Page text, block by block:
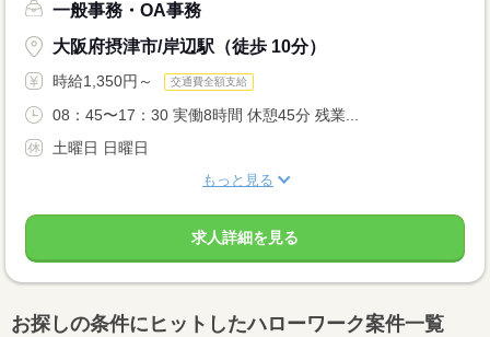
一般事務・OA事務
大阪府摂津市/岸辺駅（徒歩 10分）
時給1,350円～ 交通費全額支給
08：45〜17：30 実働8時間 休憩45分 残業...
土曜日 日曜日
もっと見る
求人詳細を見る
お探しの条件にヒットしたハローワーク案件一覧